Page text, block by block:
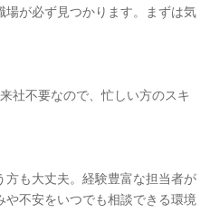
場が必ず見つかります。まずは気
社不要なので、忙しい方のスキ
方も大丈夫。経験豊富な担当者が
不安をいつでも相談できる環境